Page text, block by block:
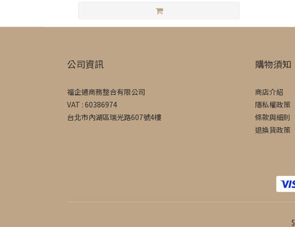
公司資訊
福企通商務整合有限公司
VAT : 60386974
台北市內湖區瑞光路607號4樓
購物須知
商店介紹
隱私權政策
條款與細則
退換貨政策
$